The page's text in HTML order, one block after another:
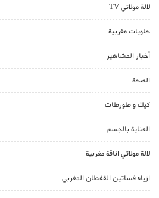
لالة مولاتي TV
حلويات مغربية
أخبار المشاهير
الصحة
كيك و طورطات
العناية بالجسم
لالة مولاتي اناقة مغربية
ازياء فساتين القفطان المغربي